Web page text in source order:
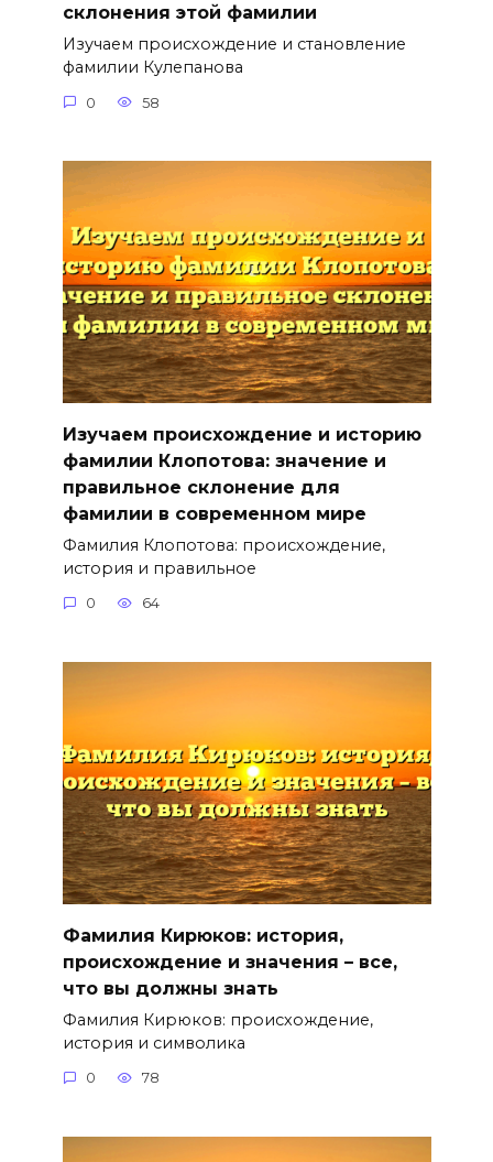
склонения этой фамилии
Изучаем происхождение и становление
фамилии Кулепанова
0 58
Изучаем происхождение и историю
фамилии Клопотова: значение и
правильное склонение для
фамилии в современном мире
Фамилия Клопотова: происхождение,
история и правильное
0 64
Фамилия Кирюков: история,
происхождение и значения – все,
что вы должны знать
Фамилия Кирюков: происхождение,
история и символика
0 78